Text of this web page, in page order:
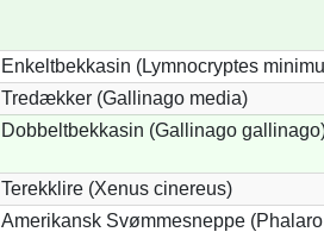
Enkeltbekkasin (Lymnocryptes
Tredækker (Gallinago media)
Dobbeltbekkasin (Gallinago
Terekklire (Xenus cinereus)
Amerikansk Svømmesneppe